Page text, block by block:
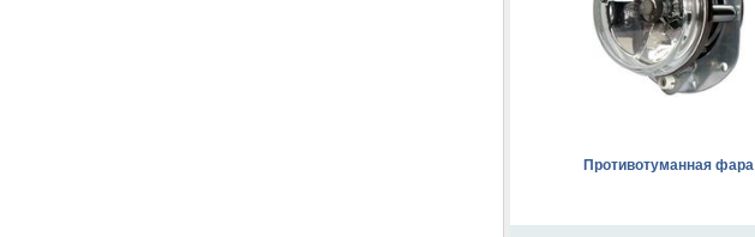
Противотуманная фара